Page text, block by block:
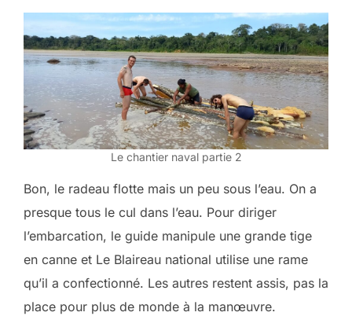
Le chantier naval partie 2
Bon, le radeau flotte mais un peu sous l’eau. On a
presque tous le cul dans l’eau. Pour diriger
l’embarcation, le guide manipule une grande tige
en canne et Le Blaireau national utilise une rame
qu’il a confectionné. Les autres restent assis, pas la
place pour plus de monde à la manœuvre.